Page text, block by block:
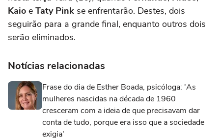
Kaio e Taty Pink se enfrentarão. Destes, dois
seguirão para a grande final, enquanto outros dois
serão eliminados.
Notícias relacionadas
Frase do dia de Esther Boada, psicóloga: 'As
mulheres nascidas na década de 1960
cresceram com a ideia de que precisavam dar
conta de tudo, porque era isso que a sociedade
exigia'